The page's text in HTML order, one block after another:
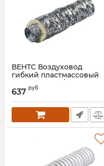
ВЕНТС Воздуховод
гибкий пластмассовый
Изовент Н125/7,6
Артикул:
637 руб